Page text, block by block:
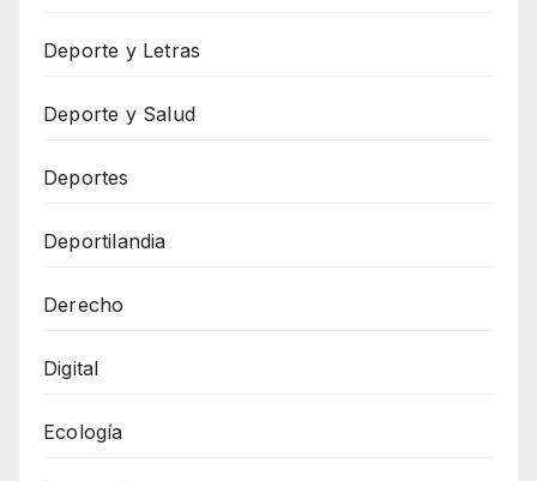
Deporte y Letras
Deporte y Salud
Deportes
Deportilandia
Derecho
Digital
Ecología